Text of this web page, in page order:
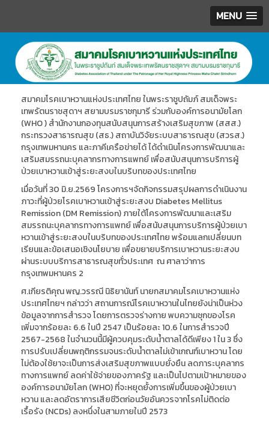
MENU
.
สมาคมโรคเบาหวานแห่งประเทศไทย ในพระราชูปถัมภ์ สมเด็จพระ
เทพรัตนราชสุดาฯ สยามบรมราชกุมารี ร่วมกับองค์การอนามัยโลก
(WHO ) สำนักงานกองทุนสนับสนุนการสร้างเสริมสุขภาพ (สสส.)
กระทรวงสาธารณสุข (สธ.) สถาบันวิจัยระบบสาธารณสุข (สวรส.)
กรุงเทพมหานคร และภาคีเครือข่ายได้ ได้ดำเนินโครงการพัฒนาและ
เสริมสมรรถนะบุคลากรทางการแพทย์ เพื่อสนับสนุนการบริการผู้
ป่วยเบาหวานเข้าสู่ระยะสงบในบริบทของประเทศไทย
เมื่อวันที่ 30 มิ.ย.2569 โครงการฯจัดกิจกรรมสรุปผลการดำเนินงาน
ภาวะที่ผู้ป่วยโรคเบาหวานเข้าสู่ระยะสงบ Diabetes Mellitus
Remission (DM Remission) ภายใต้โครงการพัฒนาและเสริม
สมรรถนะบุคลากรทางการแพทย์ เพื่อสนับสนุนการบริการผู้ป่วยเบา
หวานเข้าสู่ระยะสงบในบริบทของประเทศไทย พร้อมแลกเปลี่ยนบท
เรียนและข้อเสนอเชิงนโยบาย เพื่อขยายบริการเบาหวานระยะสงบ
ผ่านระบบบริการสาธารณสุขทั่วประเทศ ณ ศาลาว่าการ
กรุงเทพมหานคร 2
ศ.เกียรติคุณ พญ.วรรณี นิธิยานันท์ นายกสมาคมโรคเบาหวานแห่ง
ประเทศไทยฯ กล่าวว่า สถานการณ์โรคเบาหวานในไทยยังน่าเป็นห่วง
ข้อมูลจากการสำรวจ โดยการตรวจร่างกาย พบความชุกของโรค
เพิ่มจากร้อยละ 6.6 ในปี 2547 เป็นร้อยละ 10.6 ในการสำรวจปี
2567-2568 ในจำนวนนี้มีผู้ควบคุมระดับน้ำตาลได้ดีเพียง 1 ใน 3 ซึ่ง
การปรับเปลี่ยนพฤติกรรมจนระดับน้ำตาลไม่เข้าเกณฑ์เบาหวาน โดย
ไม่ต้องใช้ยาจะเป็นการส่งเสริมสุขภาพแบบยั่งยืน ลดภาระบุคลากร
ทางการแพทย์ ลดค่าใช้จ่ายของภาครัฐ และเป็นไปตามเป้าหมายของ
องค์การอนามัยโลก (WHO) ที่จะหยุดยั้งการเพิ่มขึ้นของผู้ป่วยเบา
หวาน และลดอัตราการเสียชีวิตก่อนวัยอันควรจากโรคไม่ติดต่อ
เรื้อรัง (NCDs) ลงหนึ่งในสามภายในปี 2573